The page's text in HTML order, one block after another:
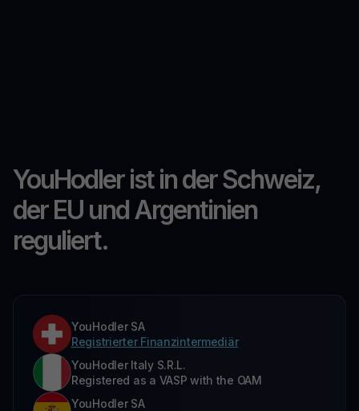
YouHodler ist in der Schweiz,
der EU und Argentinien
reguliert.
YouHodler SA
Registrierter Finanzintermediär
YouHodler Italy S.R.L.
Registered as a VASP with the OAM
YouHodler SA